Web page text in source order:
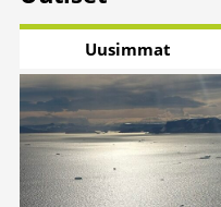
Uusimmat